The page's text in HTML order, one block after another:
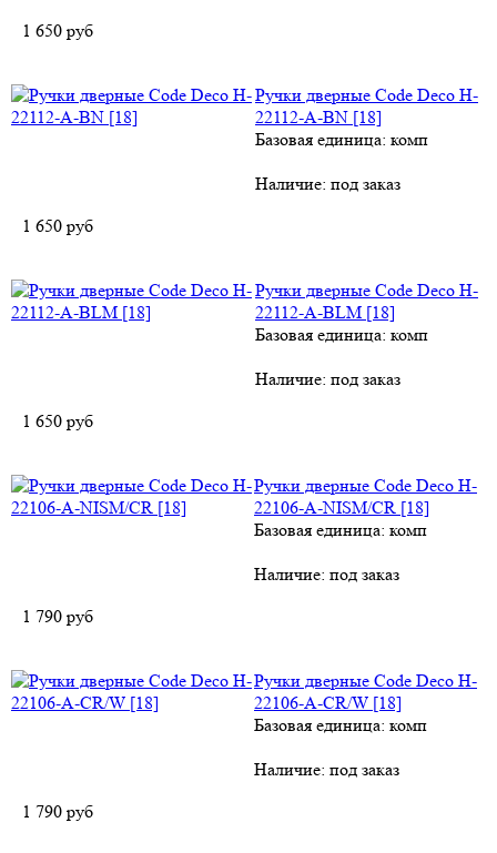
1 650 руб
Ручки дверные Code Deco H-
22112-A-BN [18]
Базовая единица: комп
Наличие: под заказ
1 650 руб
Ручки дверные Code Deco H-
22112-A-BLM [18]
Базовая единица: комп
Наличие: под заказ
1 650 руб
Ручки дверные Code Deco H-
22106-A-NISM/CR [18]
Базовая единица: комп
Наличие: под заказ
1 790 руб
Ручки дверные Code Deco H-
22106-A-CR/W [18]
Базовая единица: комп
Наличие: под заказ
1 790 руб